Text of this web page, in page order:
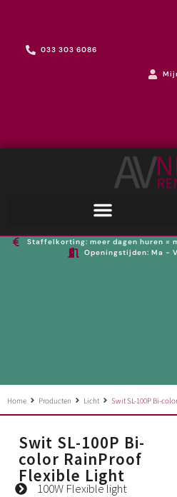
033 303 6086
Staffelkorting: meer dagen huren =
Openingstijden: Ma -
Home Producten Licht Swit SL-100P Bi-
Swit SL-100P Bi-
color RainProof
Flexible Light
100W Flexible light